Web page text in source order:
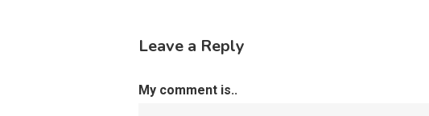
Leave a Reply
My comment is..